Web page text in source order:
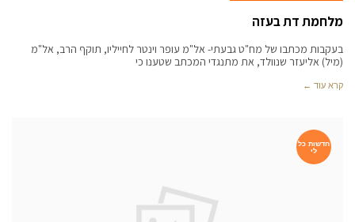
מלחמת דת בעזה
בעקבות מכתבו של מח"ט גבעתי- אל"מ עופר וינטר לחייליו, תוקף הרב, אל"מ
(מיל) אליעזר שנוולד, את מתנגדי המכתב שטענו כי
קרא עוד ←
חדשות כל
לי